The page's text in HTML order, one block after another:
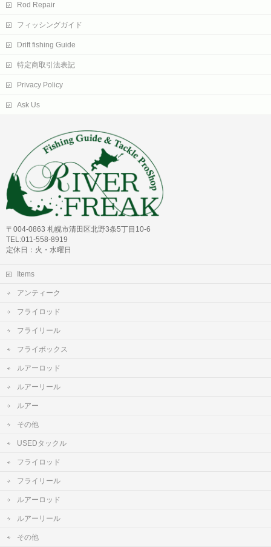
Rod Repair
フィッシングガイド
Drift fishing Guide
特定商取引法表記
Privacy Policy
Ask Us
〒004-0863 札幌市清田区北野3条5丁目10-6
TEL:011-558-8919
定休日：火・水曜日
Items
アンティーク
フライロッド
フライリール
フライボックス
ルアーロッド
ルアーリール
ルアー
その他
USEDタックル
フライロッド
フライリール
ルアーロッド
ルアーリール
その他